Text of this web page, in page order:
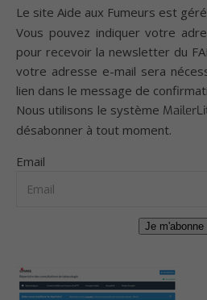
Le site Aide aux Fumeurs est
Vous pouvez indiquer votre
pour recevoir la newsletter du
votre adresse e-mail sera
lien dans le message de
Nous utilisons le système
désabonner à tout moment.
Email
Je m'abonne